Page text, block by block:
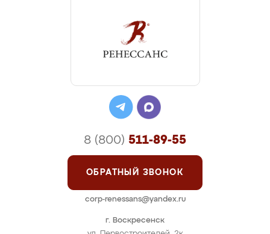
г. Воскресенск
8 (800) 511-89-55
ОБРАТНЫЙ ЗВОНОК
corp-renessans@yandex.ru